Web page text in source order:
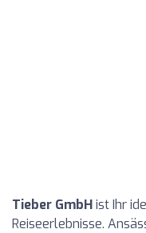
Tieber GmbHist Ihr
Reiseerlebnisse.